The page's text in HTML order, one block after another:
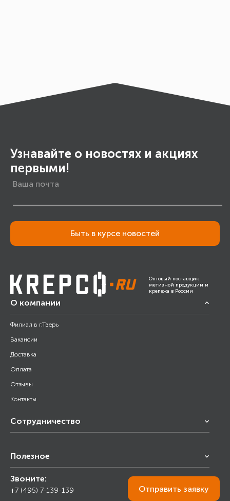
Узнавайте о новостях и акциях
первыми!
Быть в курсе новостей
Оптовый поставщик
метизной продукции и
крепежа в России
О компании
Филиал в г.Тверь
Вакансии
Доставка
Оплата
Отзывы
Контакты
Сотрудничество
Снабжение строительства
Торговым организациям
Полезное
Калькулятор
Прайс лист
Звоните:
+7 (495) 7-139-139 Отправить заявку